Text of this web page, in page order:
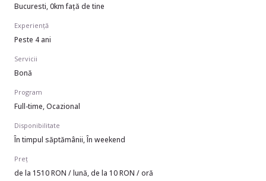
Bucuresti, 0km față de tine
Experiență
Peste 4 ani
Servicii
Bonă
Program
Full-time, Ocazional
Disponibilitate
În timpul săptămânii, În weekend
Preț
de la 1510 RON / lună, de la 10 RON / oră